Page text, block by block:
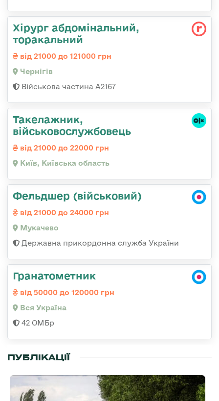
Хірург абдомінальний,
торакальний
від 21000 до 121000 грн
Чернігів
Військова частина А2167
Такелажник,
військовослужбовець
від 21000 до 22000 грн
Київ, Київська область
Фельдшер (військовий)
від 21000 до 24000 грн
Мукачево
Державна прикордонна служба України
Гранатометник
від 50000 до 120000 грн
Вся Україна
42 ОМБр
ПУБЛІКАЦІЇ